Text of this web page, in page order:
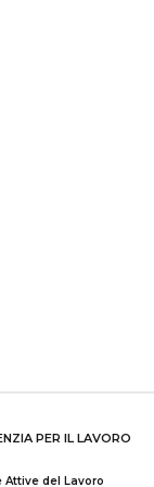
PER IL LAVORO
Attive del Lavoro